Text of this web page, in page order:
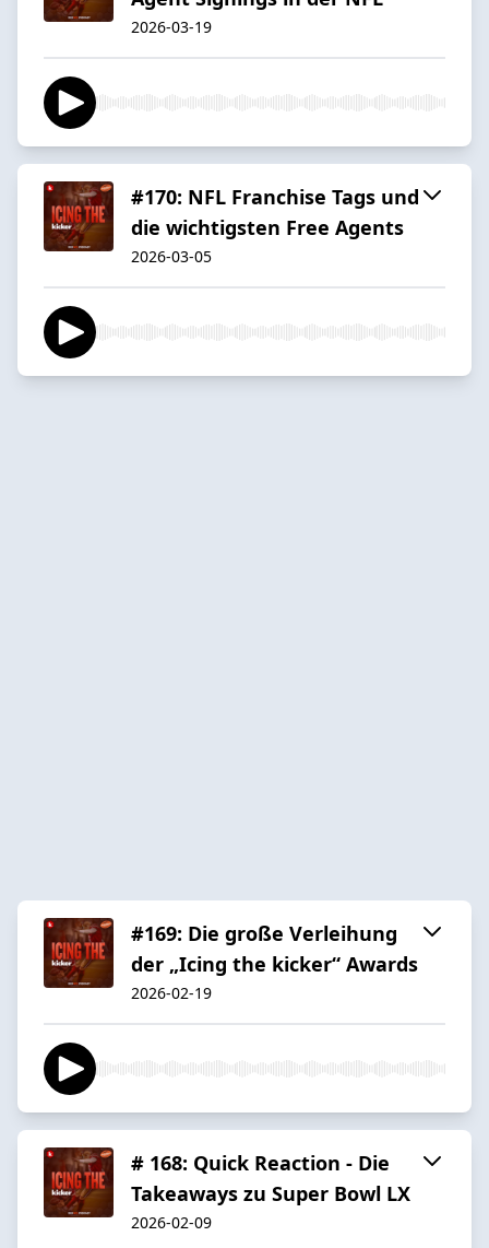
2026-03-19
#170: NFL Franchise Tags und
die wichtigsten Free Agents
2026-03-05
#169: Die große Verleihung
der „Icing the kicker“ Awards
2026-02-19
# 168: Quick Reaction - Die
Takeaways zu Super Bowl LX
2026-02-09